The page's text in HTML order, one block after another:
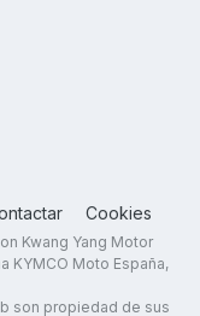
Cookies
Kwang Yang Motor
KYMCO Moto España,
son propiedad de sus